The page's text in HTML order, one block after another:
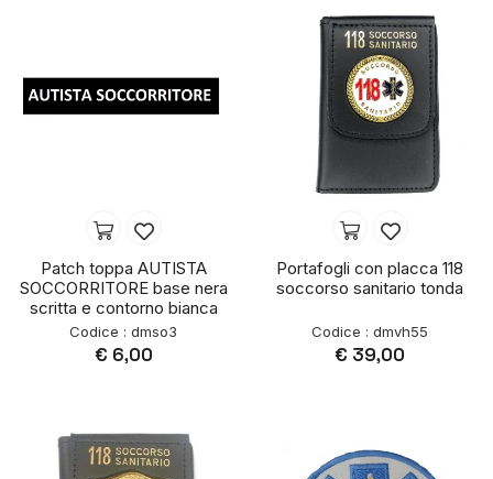
Patch toppa AUTISTA
SOCCORRITORE base nera
scritta e contorno bianca
Codice : dmso3
€ 6,00
Portafogli con placca 118
soccorso sanitario tonda
Codice : dmvh55
€ 39,00